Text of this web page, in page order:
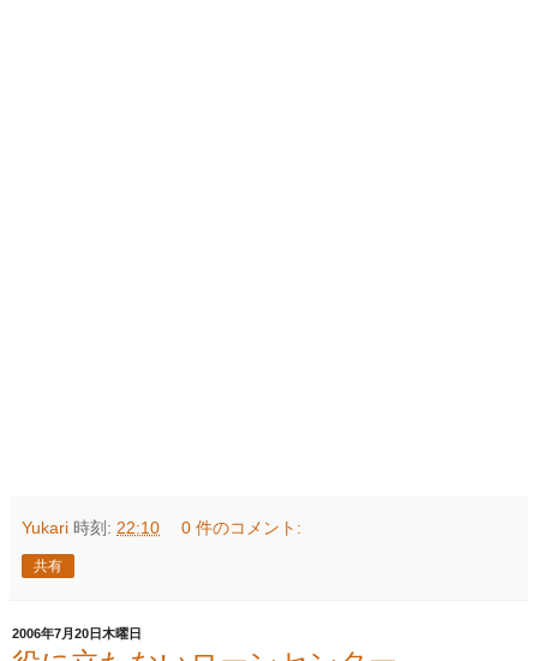
Yukari 時刻: 22:10 0 件のコメント:
共有
2006年7月20日木曜日